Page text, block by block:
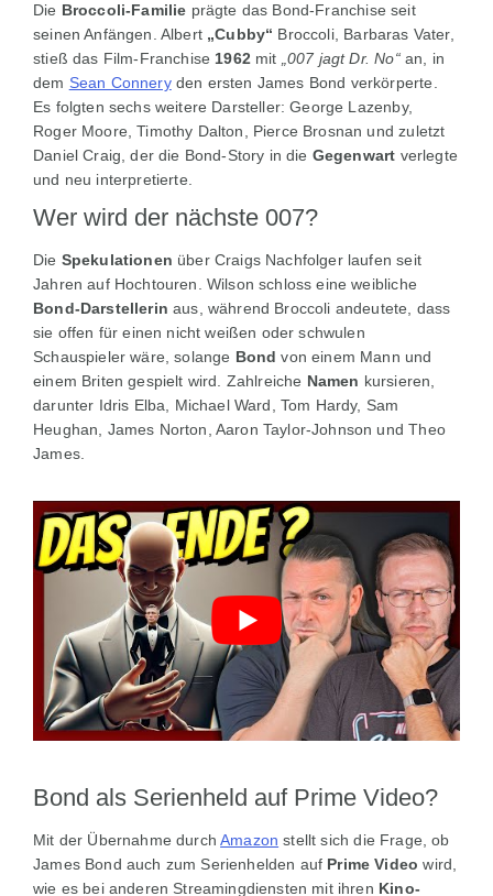
Die Broccoli-Familie prägte das Bond-Franchise seit
seinen Anfängen. Albert „Cubby“ Broccoli, Barbaras Vater,
stieß das Film-Franchise 1962 mit „007 jagt Dr. No“an, in
dem Sean Conneryden ersten James Bond verkörperte.
Es folgten sechs weitere Darsteller: George Lazenby,
Roger Moore, Timothy Dalton, Pierce Brosnan und zuletzt
Daniel Craig, der die Bond-Story in die Gegenwart verlegte
und neu interpretierte.
Wer wird der nächste 007?
Die Spekulationen über Craigs Nachfolger laufen seit
Jahren auf Hochtouren. Wilson schloss eine weibliche
Bond-Darstellerin aus, während Broccoli andeutete, dass
sie offen für einen nicht weißen oder schwulen
Schauspieler wäre, solange Bond von einem Mann und
einem Briten gespielt wird. Zahlreiche Namen kursieren,
darunter Idris Elba, Michael Ward, Tom Hardy, Sam
Heughan, James Norton, Aaron Taylor-Johnson und Theo
James.
Bond als Serienheld auf Prime Video?
Mit der Übernahme durchAmazon stellt sich die Frage, ob
James Bond auch zum Serienhelden auf Prime Video wird,
wie es bei anderen Streamingdiensten mit ihren Kino-